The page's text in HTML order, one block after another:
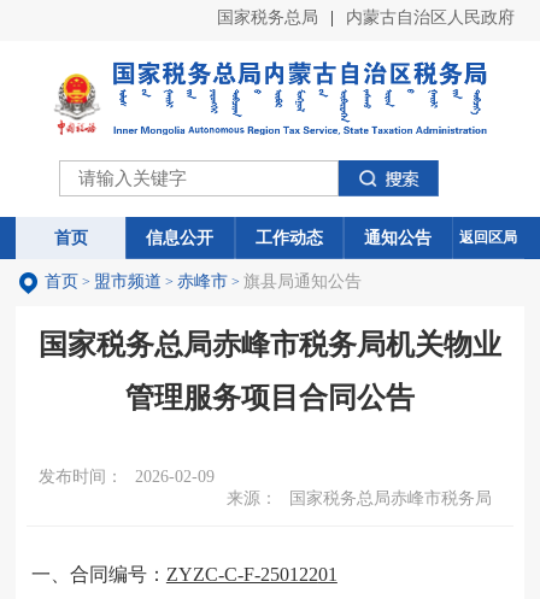
国家税务总局 内蒙古自治区人民政府
首页 信息公开 工作动态 通知公告
首页 信息公开 工作动态 通知公告 返回区局
首页 > 盟市频道 > 赤峰市> 旗县局通知公告
国家税务总局赤峰市税务局机关物业
管理服务项目合同公告
发布时间：
2026-02-09
来源：
国家税务总局赤峰市税务局
一、合同编号： ZYZC-C-F-25012201